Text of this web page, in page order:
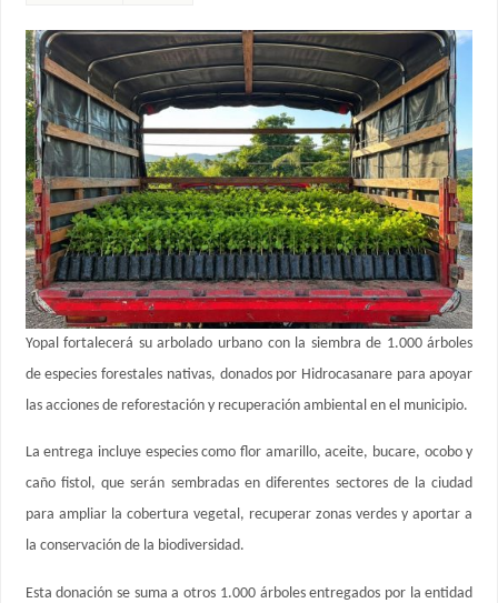
Yopal fortalecerá su arbolado urbano con la siembra de 1.000 árboles
de especies forestales nativas, donados por Hidrocasanare para apoyar
las acciones de reforestación y recuperación ambiental en el municipio.
La entrega incluye especies como flor amarillo, aceite, bucare, ocobo y
caño fistol, que serán sembradas en diferentes sectores de la ciudad
para ampliar la cobertura vegetal, recuperar zonas verdes y aportar a
la conservación de la biodiversidad.
Esta donación se suma a otros 1.000 árboles entregados por la entidad